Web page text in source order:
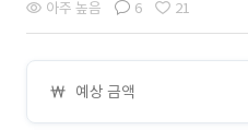
아주 높음 6 21
예상 금액